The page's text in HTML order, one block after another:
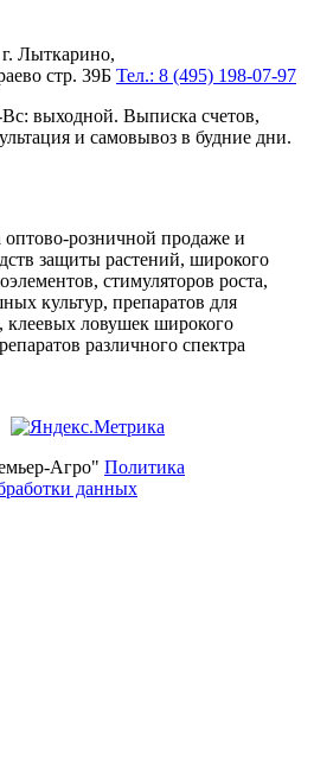
Лыткарино,
стр. 39Б Тел.: 8 (495) 198-07-97
выходной. Выписка счетов,
и самовывоз в будние дни.
розничной продаже и
защиты растений, широкого
стимуляторов роста,
культур, препаратов для
клеевых ловушек широкого
различного спектра
Агро" Политика
данных